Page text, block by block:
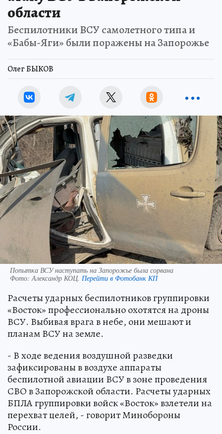
области
Беспилотники ВСУ самолетного типа и
«Бабы-Яги» были поражены на Запорожье
Олег БЫКОВ
Попытка ВСУ наступать на Запорожье была сорвана
Фото:Александр КОЦ. Перейти в Фотобанк КП
Расчеты ударных беспилотников группировки
«Восток» профессионально охотятся на дроны
ВСУ. Выбивая врага в небе, они мешают и
планам ВСУ на земле.
- В ходе ведения воздушной разведки
зафиксированы в воздухе аппараты
беспилотной авиации ВСУ в зоне проведения
СВО в Запорожской области. Расчеты ударных
БПЛА группировки войск «Восток» взлетели на
перехват целей, - говорит Минобороны
России.